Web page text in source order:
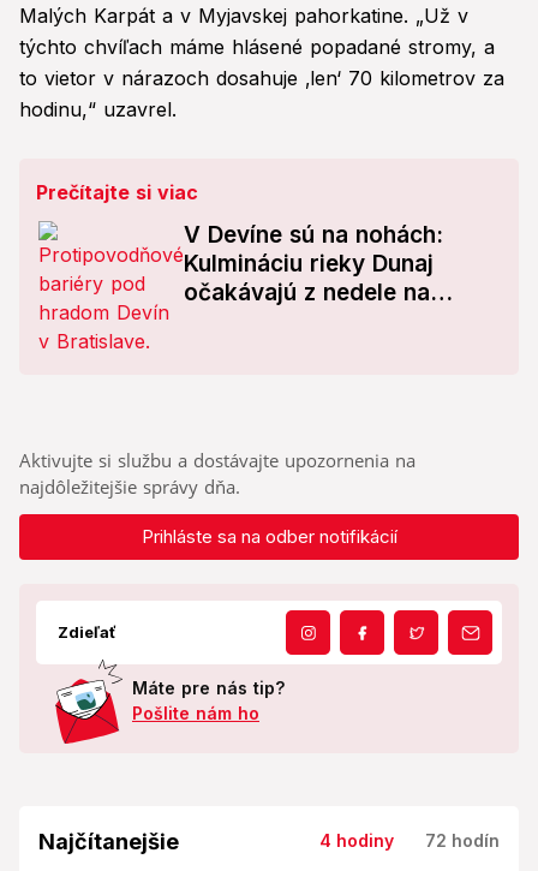
Malých Karpát a v Myjavskej pahorkatine. „Už v
týchto chvíľach máme hlásené popadané stromy, a
to vietor v nárazoch dosahuje ‚len‘ 70 kilometrov za
hodinu,“ uzavrel.
Prečítajte si viac
V Devíne sú na nohách:
Kulmináciu rieky Dunaj
očakávajú z nedele na
Aktivujte si službu a dostávajte upozornenia na
najdôležitejšie správy dňa.
Prihláste sa na odber notifikácií
Zdieľať
Máte pre nás tip?
Pošlite nám ho
Najčítanejšie 4 hodiny 72 hodín